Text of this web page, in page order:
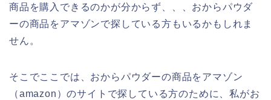
商品を購入できるのかが分からず、、、おからパウダ
ーの商品をアマゾンで探している方もいるかもしれま
せん。
そこでここでは、おからパウダーの商品をアマゾン
（amazon）のサイトで探している方のために、私がお